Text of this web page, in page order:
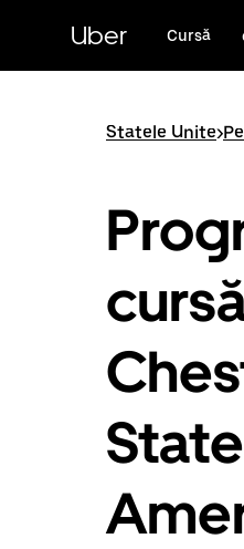
conținutul
principal
Uber Cursă
Statele Unite>